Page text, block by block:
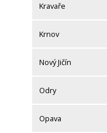
Kravaře
Krnov
Nový Jičín
Odry
Opava